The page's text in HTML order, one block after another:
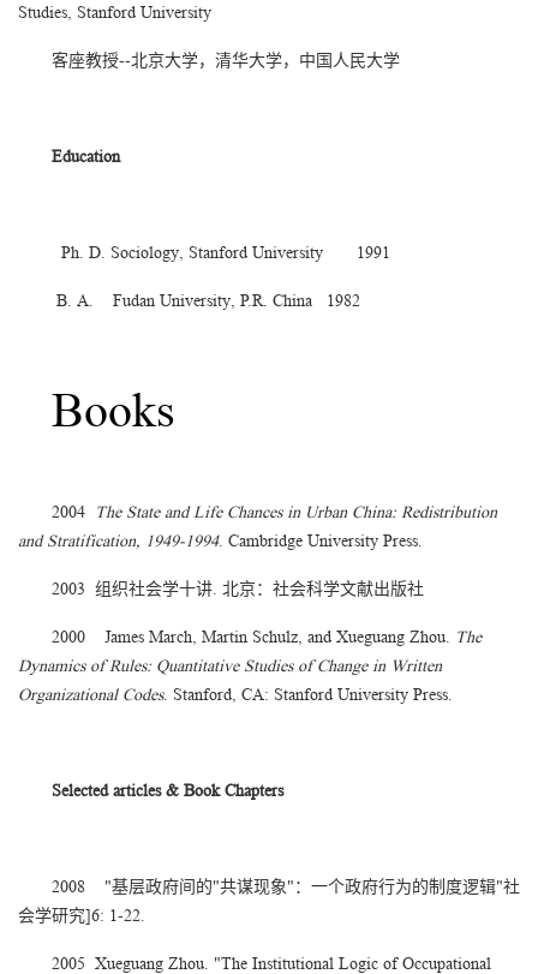
Studies, Stanford University
客座教授--北京大学，清华大学，中国人民大学
Education
Ph. D. Sociology, Stanford University 1991
B. A. Fudan University, P.R. China 1982
Books
2004
The State and Life Chances in Urban China: Redistribution
and Stratification, 1949-1994. Cambridge University Press.
2003 组织社会学十讲. 北京：社会科学文献出版社
2000 James March, Martin Schulz, and Xueguang Zhou.
The
Dynamics of Rules: Quantitative Studies of Change in Written
Organizational Codes. Stanford, CA: Stanford University Press.
Selected articles & Book Chapters
2008 "基层政府间的"共谋现象"：一个政府行为的制度逻辑"社
会学研究]6: 1-22.
2005 Xueguang Zhou. "The Institutional Logic of Occupational